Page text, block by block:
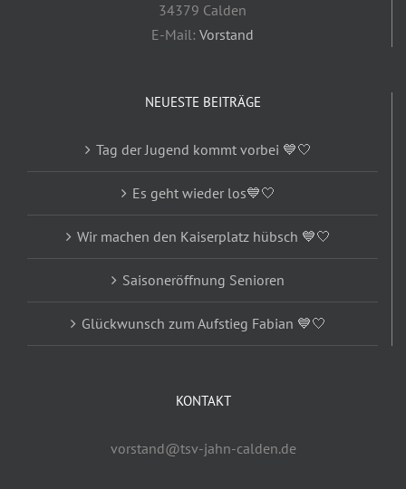
34379 Calden
E-Mail: Vorstand
NEUESTE BEITRÄGE
Tag der Jugend kommt vorbei 💙🤍
Es geht wieder los💙🤍
Wir machen den Kaiserplatz hübsch 💙🤍
Saisoneröffnung Senioren
Glückwunsch zum Aufstieg Fabian 💙🤍
KONTAKT
vorstand@tsv-jahn-calden.de